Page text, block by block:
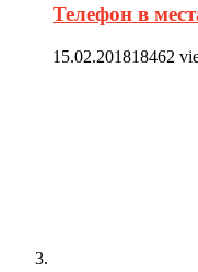
Телефон в
15.02.201818462